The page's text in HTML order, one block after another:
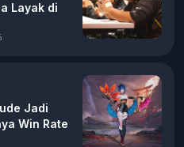
Layak di
Jadi
Win Rate